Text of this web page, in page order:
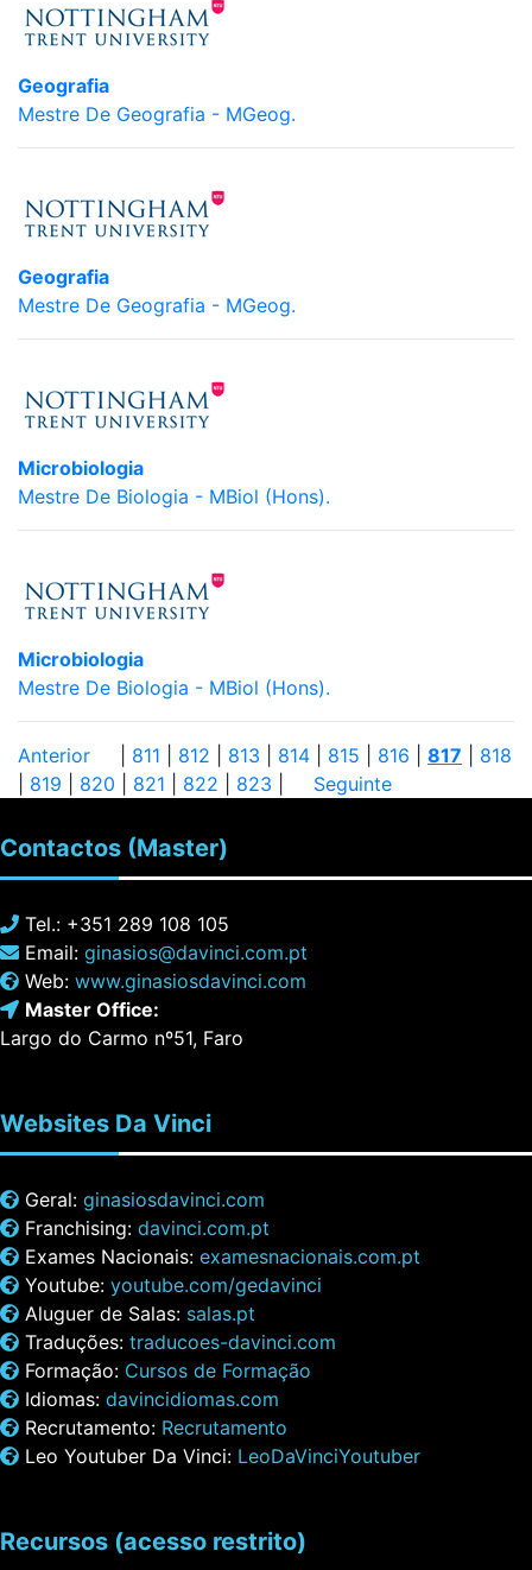
Geografia
Mestre De Geografia - MGeog.
Geografia
Mestre De Geografia - MGeog.
Microbiologia
Mestre De Biologia - MBiol (Hons).
Microbiologia
Mestre De Biologia - MBiol (Hons).
Anterior 811 812 813 814 815 816 817
818
819 820 821 822 823 Seguinte
Contactos (Master)
Tel.: +351 289 108 105
Email: ginasios@davinci.com.pt
Web: www.ginasiosdavinci.com
Master Office:
Largo do Carmo nº51, Faro
Websites Da Vinci
Geral: ginasiosdavinci.com
Franchising: davinci.com.pt
Exames Nacionais: examesnacionais.com.pt
Youtube: youtube.com/gedavinci
Aluguer de Salas: salas.pt
Traduções: traducoes-davinci.com
Formação: Cursos de Formação
Idiomas: davincidiomas.com
Recrutamento: Recrutamento
Leo Youtuber Da Vinci: LeoDaVinciYoutuber
Recursos (acesso restrito)